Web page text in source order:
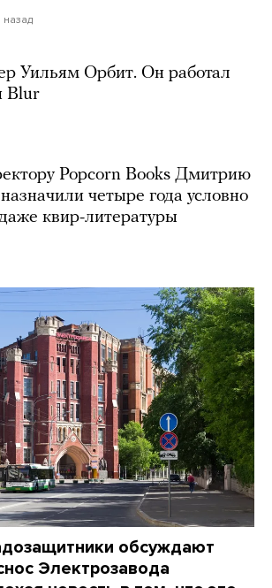
назад
Уильям Орбит. Он работал
Blur
Popcorn Books Дмитрию
четыре года условно
квир-литературы
обсуждают
Электрозавода